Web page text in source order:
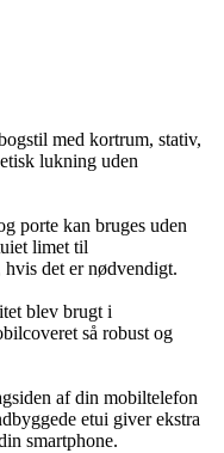
med kortrum, stativ,
lukning uden
porte kan bruges uden
limet til
hvis det er nødvendigt.
blev brugt i
så robust og
af din mobiltelefon
etui giver ekstra
smartphone.